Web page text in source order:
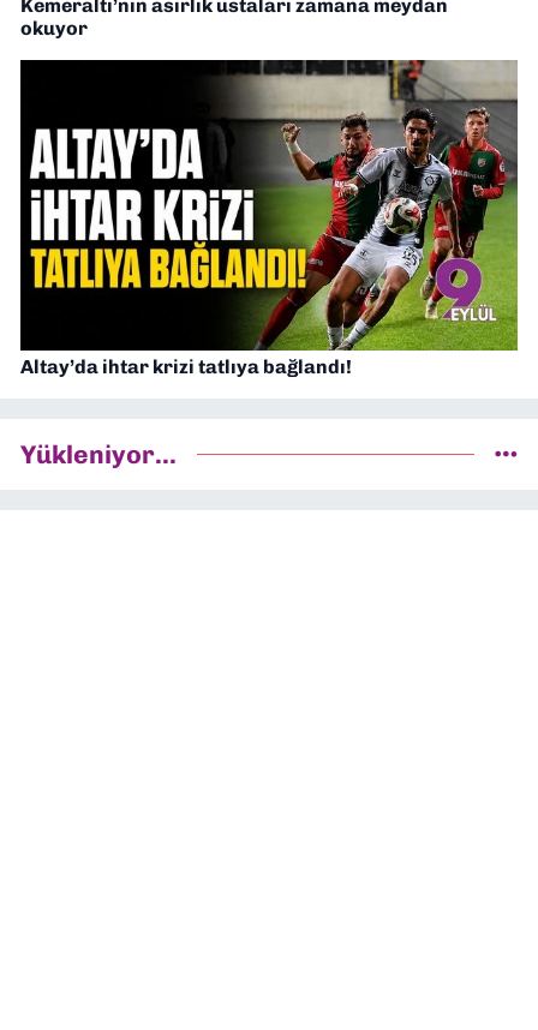
Kemeraltı’nın asırlık ustaları zamana meydan
okuyor
Altay’da ihtar krizi tatlıya bağlandı!
Yükleniyor...